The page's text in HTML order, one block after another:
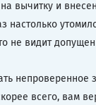
вычитку и
настолько
не видит
непроверенное
всего, вам